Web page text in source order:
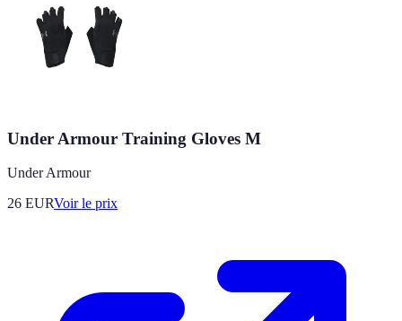
Under Armour Training Gloves M
Under Armour
26 EURVoir le prix